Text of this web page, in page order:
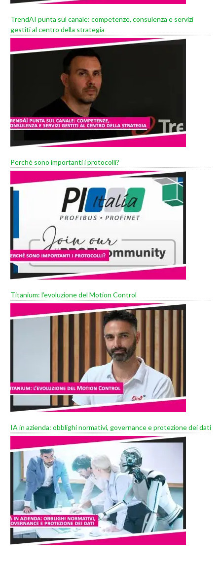
TrendAI punta sul canale: competenze, consulenza e servizi
gestiti al centro della strategia
Perché sono importanti i protocolli?
Titanium: l’evoluzione del Motion Control
IA in azienda: obblighi normativi, governance e protezione dei dati